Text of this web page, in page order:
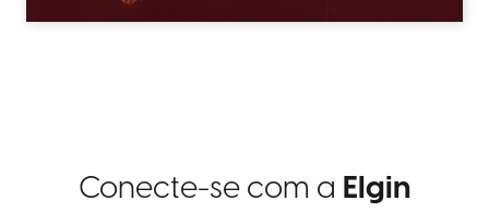
Conecte-se com a Elgin